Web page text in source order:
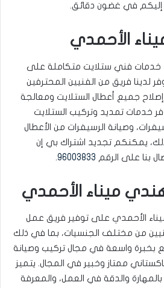
في غضون دقائق.
الأحمدي
خدمات فني ستلايت متكاملة على
لدينا فريق من الفنيين المحترفين
جميع أعطال الستلايت ومعالجة
خدمات تمديد وتركيب الستلايت
وصيانة الرسيفرات من الأعطال
يمكنكم تجديد اشتراك بي إن
بنا على الرقم 96003833
.
ميناء الأحمدي
الأحمدي على توفير فريق عمل
من مختلف الجنسيات، بما في ذلك
واسعة في مجال تركيب وصيانة
ممتاز وخبير في المجال. يتميز
والدقة في العمل، والمعرفة